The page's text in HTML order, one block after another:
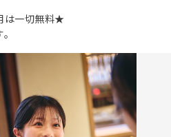
は一切無料★